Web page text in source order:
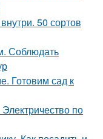
50 сортов
Соблюдать
Готовим сад к
по